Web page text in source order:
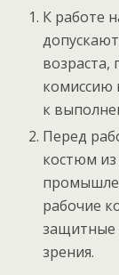
К работе
комиссию
к
Перед
костюм
рабочие
защитные
зрения.